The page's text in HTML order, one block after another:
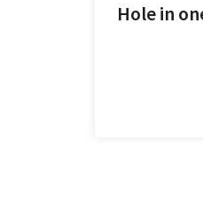
Hole in